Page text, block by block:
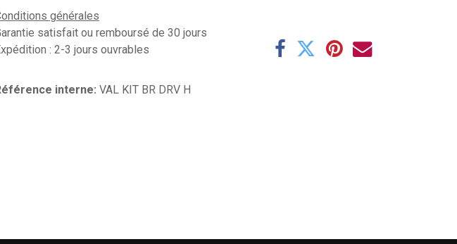
générales
satisfait ou remboursé de 30 jours
: 2-3 jours ouvrables
interne: VAL KIT BR DRV H